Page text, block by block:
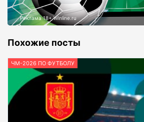
Реклама 18+ Winline.ru
Похожие посты
ЧМ-2026 ПО ФУТБОЛУ